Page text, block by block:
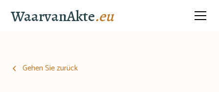
WaarvanAkte.eu
Gehen Sie zurück